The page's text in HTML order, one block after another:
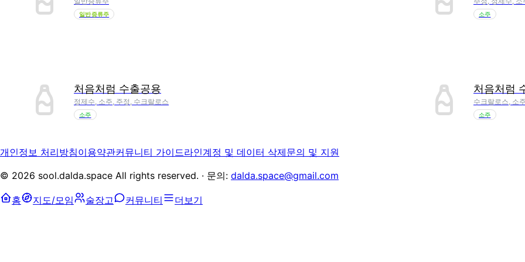
일반증류주 소주
처음처럼 수출공용
정제수, 소주, 주정, 수크랄로스
소주
처음처럼
수크랄로스, 소
소주
개인정보 처리방침이용약관커뮤니티 가이드라인계정 및 데이터 삭제문의 및 지원
© 2026 sool.dalda.space All rights reserved. · 문의: dalda.space@gmail.com
홈 지도/모임 술장고 커뮤니티 더보기